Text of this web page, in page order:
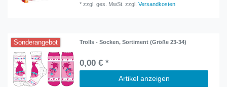
*zzgl. ges. MwSt. zzgl.Versandkosten
Sonderangebot Trolls - Socken, Sortiment (Größe 23-34)
0,00 € *
Artikel anzeigen